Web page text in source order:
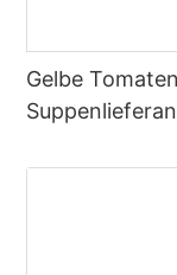
Gelbe